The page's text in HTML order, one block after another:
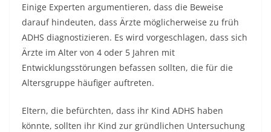
Einige Experten argumentieren, dass die Beweise
darauf hindeuten, dass Ärzte möglicherweise zu früh
ADHS diagnostizieren. Es wird vorgeschlagen, dass sich
Ärzte im Alter von 4 oder 5 Jahren mit
Entwicklungsstörungen befassen sollten, die für die
Altersgruppe häufiger auftreten.
Eltern, die befürchten, dass ihr Kind ADHS haben
könnte, sollten ihr Kind zur gründlichen Untersuchung